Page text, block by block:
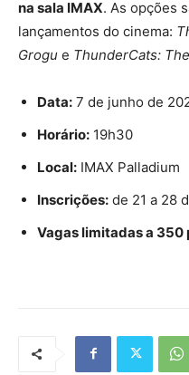
na sala IMAX. As opções
lançamentos do cinema:
Grogu e ThunderCats:
Data: 7 de junho de
Horário: 19h30
Local: IMAX Palladium
Inscrições: de 21 a 28
Vagas limitadas a